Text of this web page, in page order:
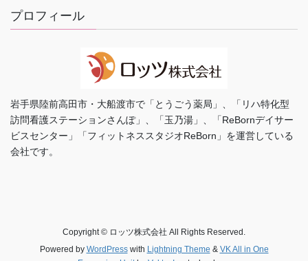
プロフィール
岩手県陸前高田市・大船渡市で「とうごう薬局」、「リハ特化型
訪問看護ステーションさんぽ」、「玉乃湯」、「ReBornデイサー
ビスセンター」「フィットネススタジオReBorn」を運営している
会社です。
Copyright © ロッツ株式会社 All Rights Reserved.
Powered by WordPresswith Lightning Theme & VK All in One